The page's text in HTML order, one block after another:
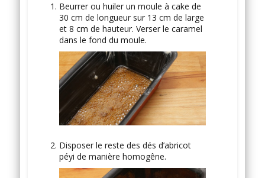
Beurrer ou huiler un moule à cake de
30 cm de longueur sur 13 cm de large
et 8 cm de hauteur. Verser le caramel
dans le fond du moule.
Disposer le reste des dés d’abricot
péyi de manière homogêne.